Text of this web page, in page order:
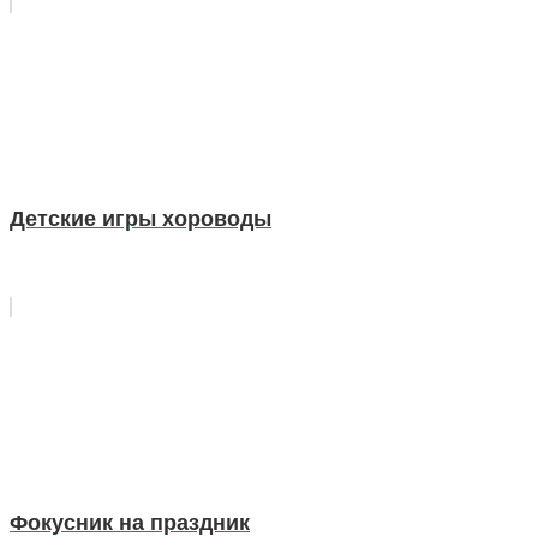
Детские игры хороводы
Фокусник на праздник